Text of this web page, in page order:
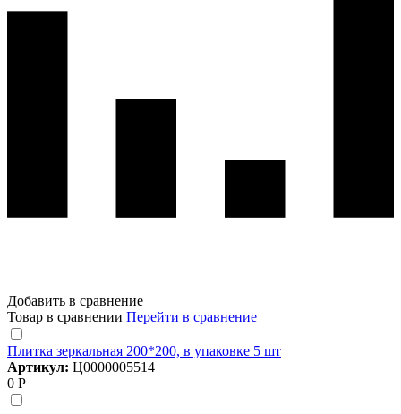
Добавить в сравнение
Товар в сравнении Перейти в сравнение
Плитка зеркальная 200*200, в упаковке 5 шт
Артикул: Ц0000005514
0 Р